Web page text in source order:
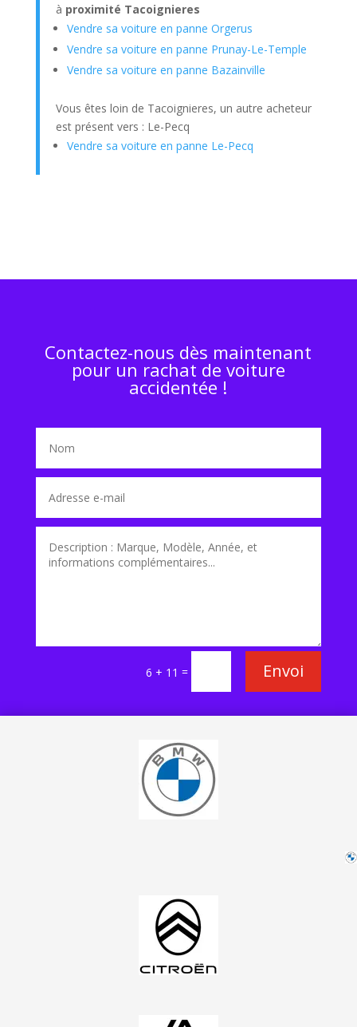
à proximité Tacoignieres
Vendre sa voiture en panne Orgerus
Vendre sa voiture en panne Prunay-Le-Temple
Vendre sa voiture en panne Bazainville
Vous êtes loin de Tacoignieres, un autre acheteur
est présent vers : Le-Pecq
Vendre sa voiture en panne Le-Pecq
Contactez-nous dès maintenant
pour un rachat de voiture
accidentée !
6 + 11 = Envoi